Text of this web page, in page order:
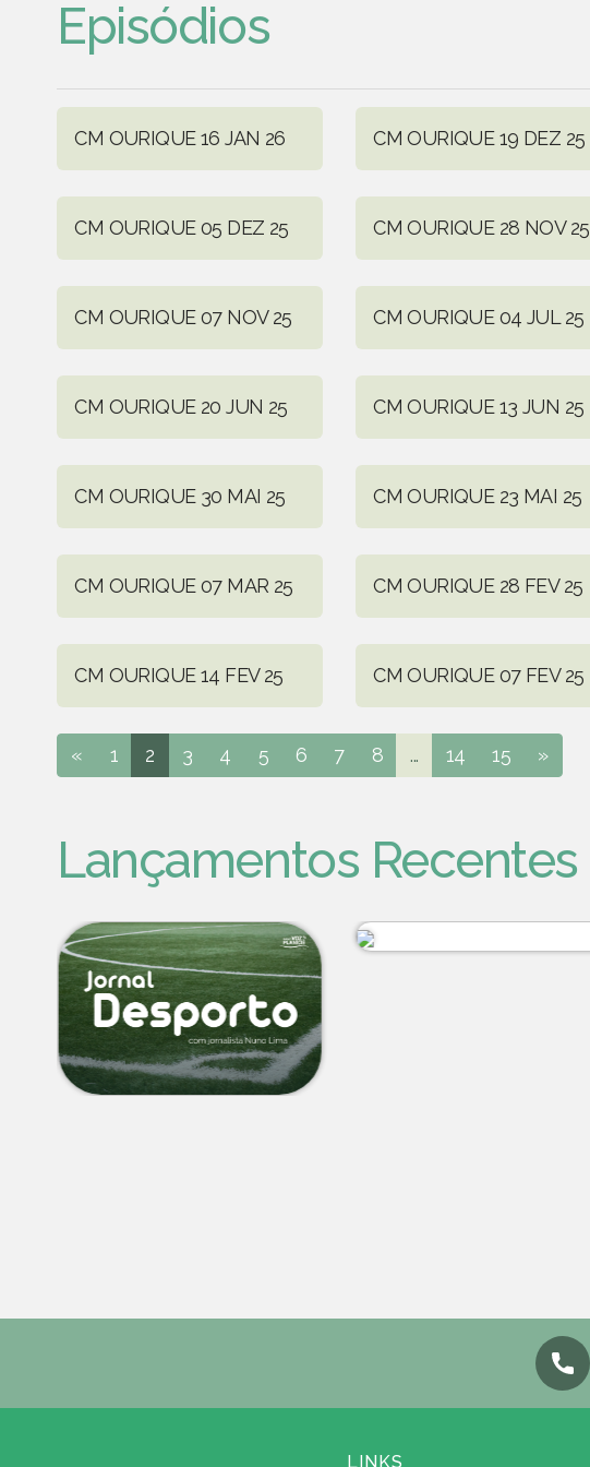
Episódios
CM OURIQUE 16 JAN 26 CM OURIQUE 19 DEZ 25
CM OURIQUE 05 DEZ 25 CM OURIQUE 28 NOV 25
CM OURIQUE 07 NOV 25 CM OURIQUE 04 JUL 25
CM OURIQUE 20 JUN 25 CM OURIQUE 13 JUN 25
CM OURIQUE 30 MAI 25 CM OURIQUE 23 MAI 25
CM OURIQUE 07 MAR 25 CM OURIQUE 28 FEV 25
CM OURIQUE 14 FEV 25 CM OURIQUE 07 FEV 25
« 1 2 3 4 5 6 7 8 ... 14 15 »
Lançamentos Recentes
LINKS